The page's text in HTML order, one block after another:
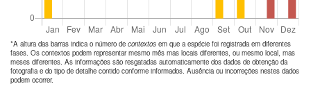
*A altura das barras indica o número de contextos em que a espécie foi registrada em diferentes
fases. Os contextos podem representar mesmo mês mas locais diferentes, ou mesmo local, mas
meses diferentes. As informações são resgatadas automaticamente dos dados de obtenção da
fotografia e do tipo de detalhe contido conforme informados. Ausência ou incorreções nestes dados
podem ocorrer.